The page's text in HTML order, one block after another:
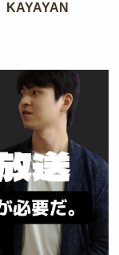
KAYAYAN